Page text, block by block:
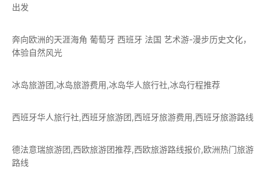
出发
奔向欧洲的天涯海角 葡萄牙 西班牙 法国 艺术游-漫步历史文化，
体验自然风光
冰岛旅游团,冰岛旅游费用,冰岛华人旅行社,冰岛行程推荐
西班牙华人旅行社,西班牙旅游团,西班牙旅游费用,西班牙旅游路线
德法意瑞旅游团,西欧旅游团推荐,西欧旅游路线报价,欧洲热门旅游
路线